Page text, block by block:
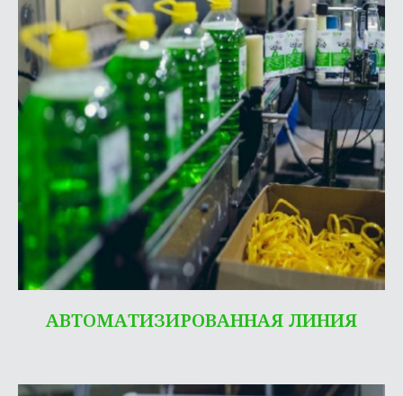
АВТОМАТИЗИРОВАННАЯ ЛИНИЯ